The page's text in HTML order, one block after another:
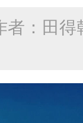
： 田